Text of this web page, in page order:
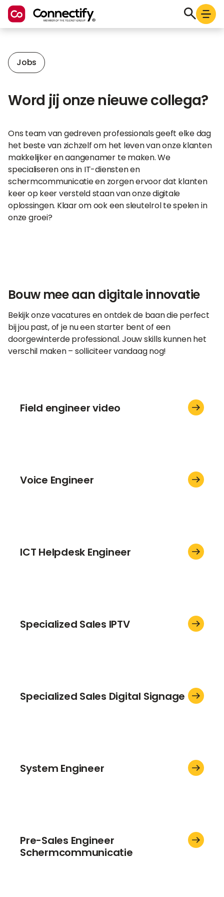
Jobs
Word jij onze nieuwe collega?
Ons team van gedreven professionals geeft elke dag
het beste van zichzelf om het leven van onze klanten
makkelijker en aangenamer te maken. We
specialiseren ons in IT-diensten en
schermcommunicatie en zorgen ervoor dat klanten
keer op keer versteld staan van onze digitale
oplossingen. Klaar om ook een sleutelrol te spelen in
onze groei?
Bouw mee aan digitale innovatie
Bekijk onze vacatures en ontdek de baan die perfect
bij jou past, of je nu een starter bent of een
doorgewinterde professional. Jouw skills kunnen het
verschil maken – solliciteer vandaag nog!
Field engineer video
Voice Engineer
ICT Helpdesk Engineer
Specialized Sales IPTV
Specialized Sales Digital Signage
System Engineer
Pre-Sales Engineer
Schermcommunicatie